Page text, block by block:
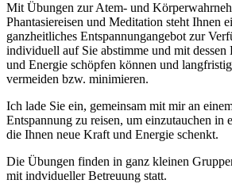
Mit Übungen zur Atem- und
Phantasiereisen und Meditation steht Ihnen
ganzheitliches Entspannungangebot zur
individuell auf Sie abstimme und mit
und Energie schöpfen können und
vermeiden bzw. minimieren.
Ich lade Sie ein, gemeinsam mit mir an
Entspannung zu reisen, um einzutauchen in
die Ihnen neue Kraft und Energie schenkt.
Die Übungen finden in ganz kleinen
mit indvidueller Betreuung statt.